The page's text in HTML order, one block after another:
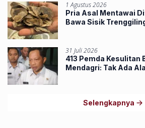
1 Agustus 2026
Pria Asal Mentawai
Bawa Sisik
31 Juli 2026
413 Pemda Kesulitan
Mendagri: Tak Ada
Selengkapnya